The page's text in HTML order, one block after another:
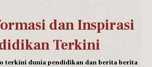
dan Inspirasi
Terkini
terkini dunia pendidikan dan berita berita